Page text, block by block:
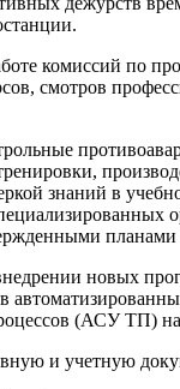
комиссий по
смотров
знаний в
новых
(АСУ ТП)
и учетную